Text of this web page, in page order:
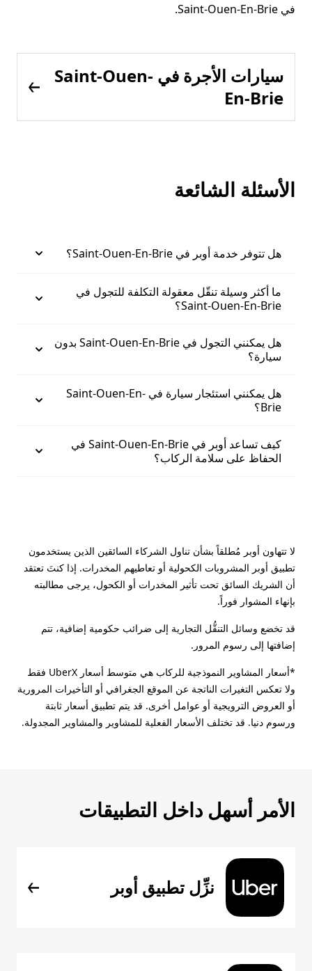
في Saint-Ouen-En-Brie.
سيارات الأجرة في Saint-Ouen-
En-Brie
الأسئلة الشائعة
هل تتوفر خدمة أوبر في Saint-Ouen-En-Brie؟
ما أكثر وسيلة تنقّل معقولة التكلفة للتجول في
Saint-Ouen-En-Brie؟
هل يمكنني التجول في Saint-Ouen-En-Brie بدون
سيارة؟
هل يمكنني استئجار سيارة في Saint-Ouen-En-
Brie؟
كيف تساعد أوبر في Saint-Ouen-En-Brie في
الحفاظ على سلامة الركاب؟
لا تتهاون أوبر مُطلقاً بشأن تناول الشركاء السائقين الذين يستخدمون
تطبيق أوبر المشروبات الكحولية أو تعاطيهم المخدرات. إذا كنتَ تعتقد
أن الشريك السائق تحت تأثير المخدرات أو الكحول، يرجى مطالبته
بإنهاء المشوار فوراً.
قد تخضع وسائل التنقُّل التجارية إلى ضرائب حكومية إضافية، تتم
إضافتها إلى رسوم المرور.
*أسعار المشاوير النموذجية للركاب هي متوسط أسعار UberX فقط
ولا تعكس التغيرات الناتجة عن الموقع الجغرافي أو التأخيرات المرورية
أو العروض الترويجية أو عوامل أخرى. قد يتم تطبيق أسعار ثابتة
ورسوم دنيا. قد تختلف الأسعار الفعلية للمشاوير والمشاوير المجدولة.
الأمر أسهل داخل التطبيقات
نزِّل تطبيق أوبر